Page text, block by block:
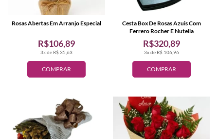
COMPRAR
3x de R$ 35,63
R$106,89
Rosas Abertas Em Arranjo Especial
COMPRAR
3x de R$ 106,96
R$320,89
Cesta Box De Rosas Azuis Com
Ferrero Rocher E Nutella